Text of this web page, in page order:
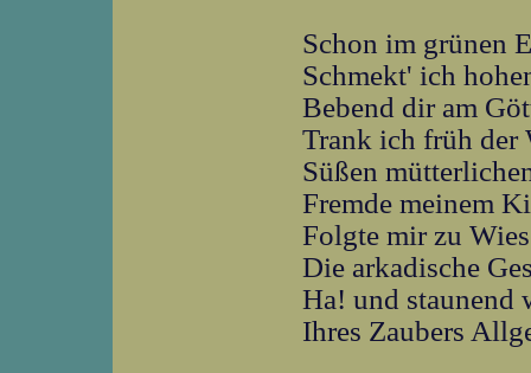
Schon im grünen
Schmekt' ich
Bebend dir am
Trank ich früh der
Süßen
Fremde meinem
Folgte mir zu
Die arkadische
Ha! und staunend
Ihres Zaubers